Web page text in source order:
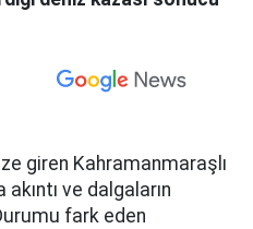
giren Kahramanmaraşlı
ve dalgaların
fark eden